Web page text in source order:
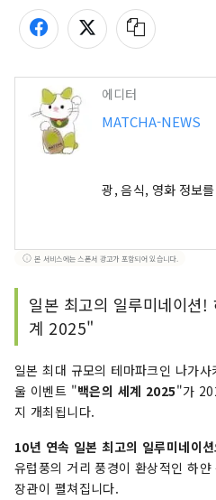
에디터
MATCHA-NEWS
신 일본 여행, 관광, 음식, 영화 정보
본 서비스에는 스폰서 광고가 포함되어 있습니다.
일본 최고의 일루미네이션
계 2025"
일본 최대 규모의 테마파크인 나가
울 이벤트 "백은의 세계 2025"가
지 개최됩니다.
10년 연속 일본 최고의 일루미네이
유럽풍의 거리 풍경이 환상적인 하
장관이 펼쳐집니다.